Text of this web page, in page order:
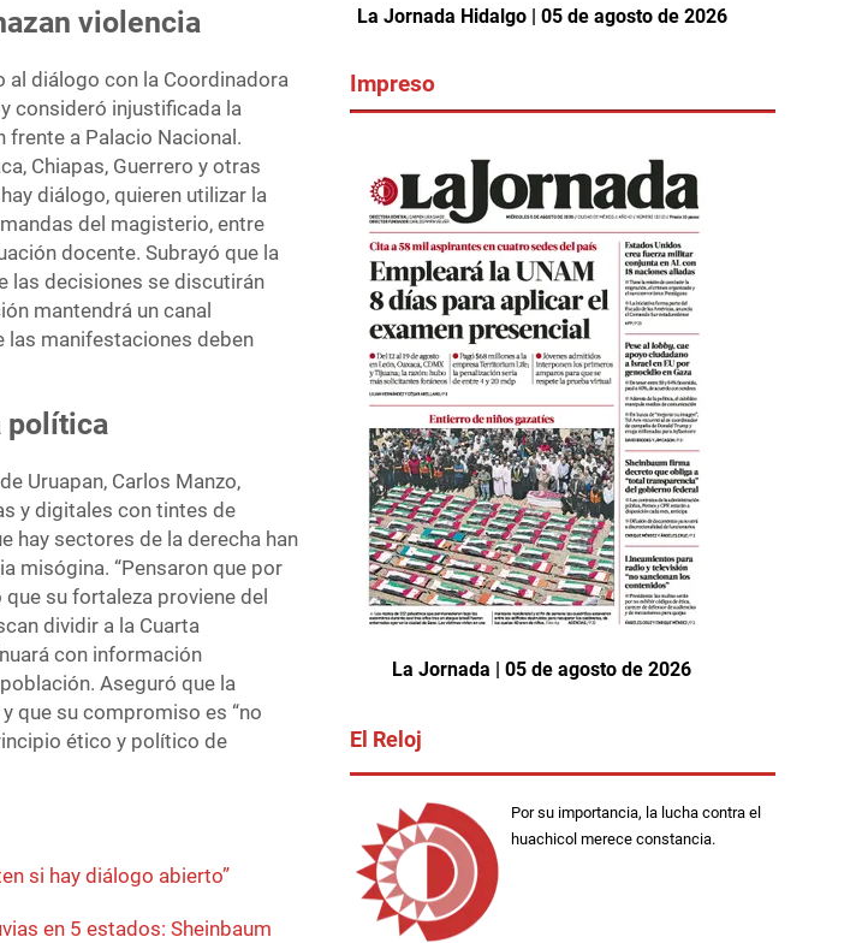
violencia
diálogo con la Coordinadora
consideró injustificada la
a Palacio Nacional.
Chiapas, Guerrero y otras
diálogo, quieren utilizar la
del magisterio, entre
docente. Subrayó que la
las decisiones se discutirán
mantendrá un canal
las manifestaciones deben
política
Uruapan, Carlos Manzo,
y digitales con tintes de
hay sectores de la derecha han
misógina. “Pensaron que por
su fortaleza proviene del
dividir a la Cuarta
con información
Aseguró que la
que su compromiso es “no
ético y político de
si hay diálogo abierto”
en 5 estados: Sheinbaum
La Jornada Hidalgo | 05 de agosto de 2026
Impreso
La Jornada | 05 de agosto de 2026
El Reloj
Por su importancia, la lucha contra el
huachicol merece constancia.